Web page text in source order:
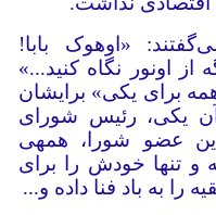
«اوهوک بابا!
اونور نگاه کنید...»
برای یکی» برایشان
آن یکی، رئیس شورای
دانش‌آموزی بوده؛ بنابراین این عضو شورا، همه‎ی
و تنها خودش را برای
را به باد فنا داده و...